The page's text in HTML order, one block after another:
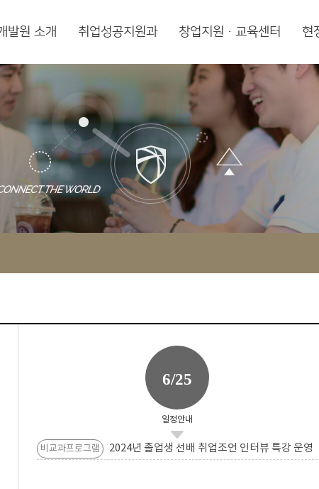
발원 소개 취업성공지원과 창업지원·교육센터 현
6/25
일정안내
비교과프로그램 2024년 졸업생 선배 취업조언 인터뷰 특강 운영